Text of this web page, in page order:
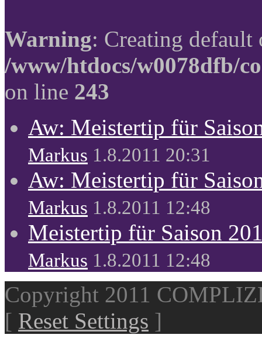
Warning: Creating
/www/htdocs/w0078dfb/
on line 243
Aw: Meistertip für
Markus 1.8.2011 20:31
Aw: Meistertip für
Markus 1.8.2011 12:48
Meistertip für Saison
Markus 1.8.2011 12:48
Copyright 2011
[ Reset Settings ]